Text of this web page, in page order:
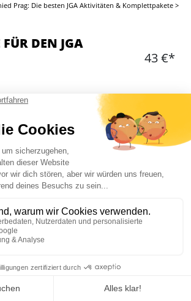
Prag: Die besten JGA Aktivitäten & Komplettpakete >
DEN JGA
43 €*
Hinzufügen
Einweisung
Ausrüstung